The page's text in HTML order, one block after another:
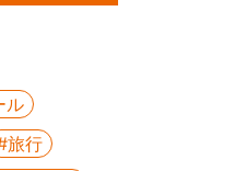
ル
旅行